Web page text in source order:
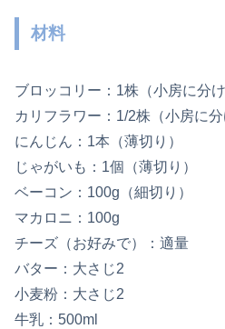
材料
ブロッコリー：1株（小房に分け
カリフラワー：1/2株（小房に分
にんじん：1本（薄切り）
じゃがいも：1個（薄切り）
ベーコン：100g（細切り）
マカロニ：100g
チーズ（お好みで）：適量
バター：大さじ2
小麦粉：大さじ2
牛乳：500ml